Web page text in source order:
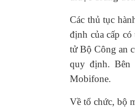
Các thủ tục
định của cấp
tử Bộ Công an
quy định. Bên
Mobifone.
Về tổ chức, bộ